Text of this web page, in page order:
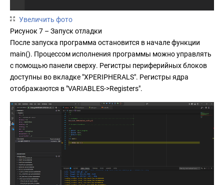
Увеличить фото
Рисунок 7 – Запуск отладки
После запуска программа остановится в начале функции
main(). Процессом исполнения программы можно управлять
с помощью панели сверху. Регистры периферийных блоков
доступны во вкладке "XPERIPHERALS". Регистры ядра
отображаются в "VARIABLES->Registers".